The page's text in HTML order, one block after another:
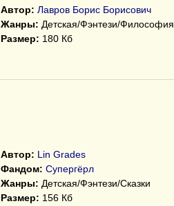
Автор: Лавров Борис Борисович
Жанры: Детская/Фэнтези/Философия
Размер: 180 Кб
Автор: Lin Grades
Фандом: Супергёрл
Жанры: Детская/Фэнтези/Сказки
Размер: 156 Кб